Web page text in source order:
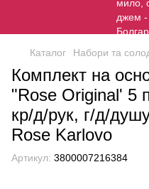
Каталог Набори та
Комплект на
"Rose Original' 5
кр/д/рук, г/д/
Rose Karlovo
Артикул: 3800007216384